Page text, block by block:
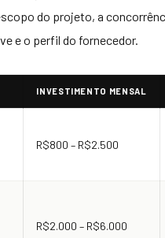
do projeto, a
e o perfil do fornecedor.
INVESTIMENTO MENSAL
R$800 – R$2.500
R$2.000 – R$6.000